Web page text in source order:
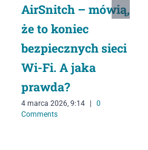
AirSnitch – mówią,
że to koniec
bezpiecznych sieci
Wi-Fi. A jaka
prawda?
4 marca 2026, 9:14 |
0
Comments